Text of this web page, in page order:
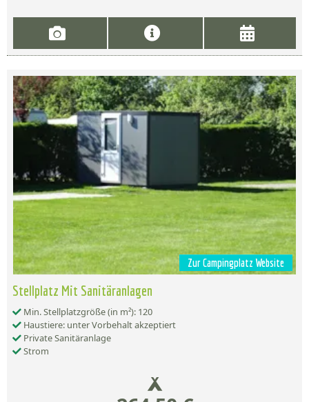
Zur Campingplatz Website
Stellplatz Mit Sanitäranlagen
Min. Stellplatzgröße (in m²): 120
Haustiere: unter Vorbehalt akzeptiert
Private Sanitäranlage
Strom